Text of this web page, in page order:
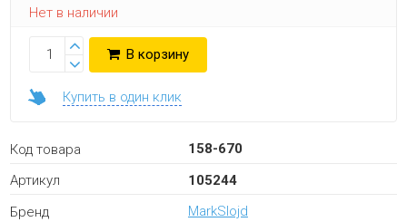
Нет в наличии
В корзину
Купить в один клик
Код товара
158-670
Артикул
105244
Бренд
MarkSlojd